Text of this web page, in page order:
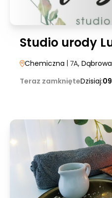
Studio urody
Chemiczna | 7A,
Teraz zamknięteDzisiaj: